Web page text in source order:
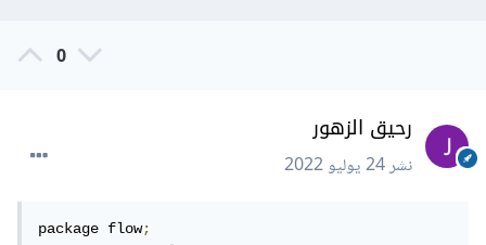
0
رحيق الزهور
نشر24 يوليو 2022
package flow;